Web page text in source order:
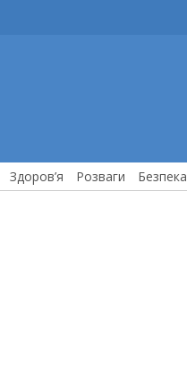
Здоров’я Розваги Безпека